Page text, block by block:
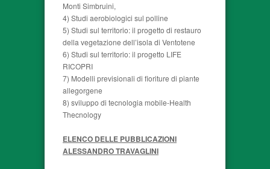
Monti Simbruini,
4) Studi aerobiologici sul polline
5) Studi sul territorio: il progetto di restauro
della vegetazione dell’isola di Ventotene
6) Studi sul territorio: il progetto LIFE
RICOPRI
7) Modelli previsionali di fioriture di piante
allegorgene
8) sviluppo di tecnologia mobile-Health
Thecnology
ELENCO DELLE PUBBLICAZIONI
ALESSANDRO TRAVAGLINI